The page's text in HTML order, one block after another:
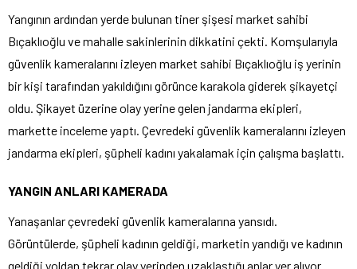
Yangının ardından yerde bulunan tiner şişesi market sahibi
Bıçaklıoğlu ve mahalle sakinlerinin dikkatini çekti. Komşularıyla
güvenlik kameralarını izleyen market sahibi Bıçaklıoğlu iş yerinin
bir kişi tarafından yakıldığını görünce karakola giderek şikayetçi
oldu. Şikayet üzerine olay yerine gelen jandarma ekipleri,
markette inceleme yaptı. Çevredeki güvenlik kameralarını izleyen
jandarma ekipleri, şüpheli kadını yakalamak için çalışma başlattı.
YANGIN ANLARI KAMERADA
Yanaşanlar çevredeki güvenlik kameralarına yansıdı.
Görüntülerde, şüpheli kadının geldiği, marketin yandığı ve kadının
geldiği yoldan tekrar olay yerinden uzaklaştığı anlar yer alıyor.